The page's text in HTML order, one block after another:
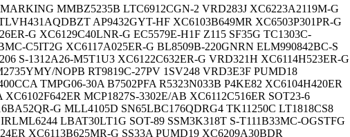
MMBZ5235B LTC6912CGN-2 VRD283J XC6223A2119M-G
AP9432GYT-HF XC6103B649MR XC6503P301PR-G
G XC6129C40LNR-G EC5579E-H1F Z115 SF35G TC1303C-
C5IT2G XC6117A025ER-G BL8509B-220GNRN ELM990842BC-S
S-1312A26-M5T1U3 XC6122C632ER-G VRD321H XC6114H523ER-G
NOPB RT9819C-27PV 1SV248 VRD3E3F PUMD18
TMPG06-30A B7502PFA R5323N033B P4KE82 XC6104H420ER
MCP1827S-3302E/AB XC6112C516ER SOT23-6
G MLL4105D SN65LBC176QDRG4 TK11250C LT1818CS8
LBAT30LT1G SOT-89 SSM3K318T S-T111B33MC-OGSTFG
XC6113B625MR-G SS33A PUMD19 XC6209A30BDR